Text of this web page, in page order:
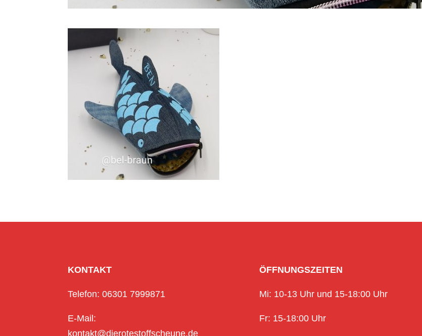
KONTAKT
Telefon: 06301 7999871
E-Mail:
kontakt@dierotestoffscheune.de
ÖFFNUNGSZEITEN
Mi: 10-13 Uhr und 15-18:00 Uhr
Fr: 15-18:00 Uhr